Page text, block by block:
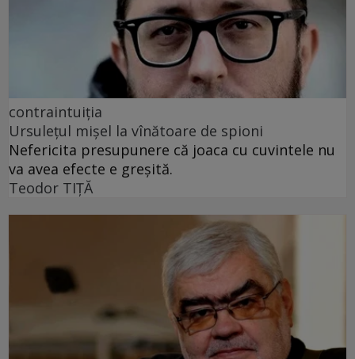
contraintuiția
Ursulețul mișel la vînătoare de spioni
Nefericita presupunere că joaca cu cuvintele nu
va avea efecte e greșită.
Teodor TIŢĂ